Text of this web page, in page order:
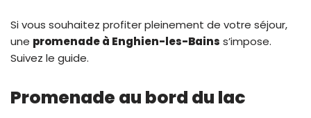
Si vous souhaitez profiter pleinement de votre séjour,
une promenade à Enghien-les-Bains s’impose.
Suivez le guide.
Promenade au bord du lac